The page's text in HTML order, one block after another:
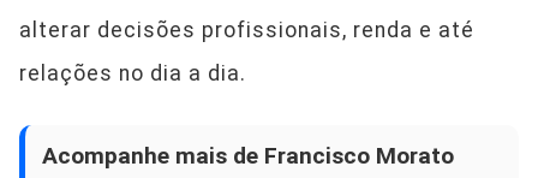
alterar decisões profissionais, renda e até
relações no dia a dia.
Acompanhe mais de Francisco Morato